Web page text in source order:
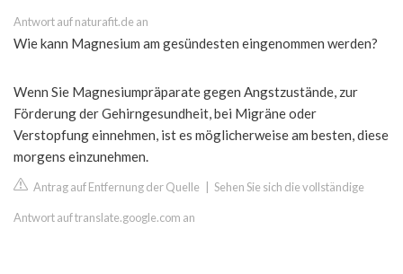
Antwort auf naturafit.de an
Wie kann Magnesium am gesündesten eingenommen werden?
Wenn Sie Magnesiumpräparate gegen Angstzustände, zur
Förderung der Gehirngesundheit, bei Migräne oder
Verstopfung einnehmen, ist es möglicherweise am besten, diese
morgens einzunehmen.
Antrag auf Entfernung der Quelle Sehen Sie sich die vollständige
Antwort auf translate.google.com an